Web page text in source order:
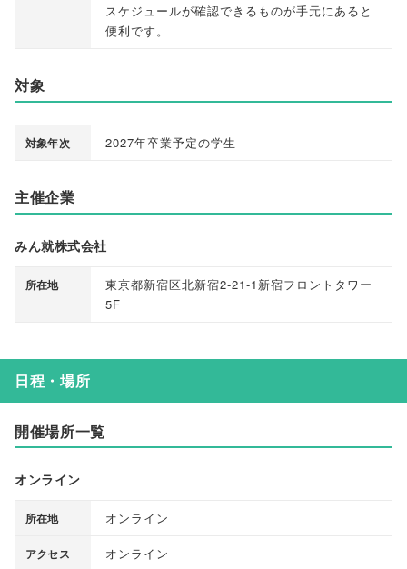
スケジュールが確認できるものが手元にあると
便利です。
対象
対象年次 2027年卒業予定の学生
主催企業
みん就株式会社
所在地
東京都新宿区北新宿2-21-1新宿フロントタワー
5F
日程・場所
開催場所一覧
オンライン
所在地 オンライン
アクセス オンライン